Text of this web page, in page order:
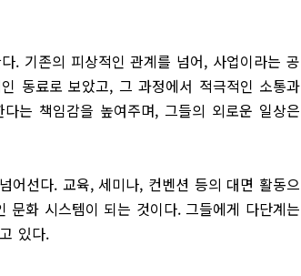
. 기존의 피상적인 관계를 넘어, 사업이라는 공
동료로 보았고, 그 과정에서 적극적인 소통과
는 책임감을 높여주며, 그들의 외로운 일상은
어선다. 교육, 세미나, 컨벤션 등의 대면 활동으
문화 시스템이 되는 것이다. 그들에게 다단계는
있다.